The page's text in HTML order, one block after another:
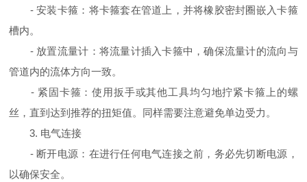
- 安装卡箍：将卡箍套在管道上，并将橡胶密封圈嵌入卡箍
槽内。
- 放置流量计：将流量计插入卡箍中，确保流量计的流向与
管道内的流体方向一致。
- 紧固卡箍：使用扳手或其他工具均匀地拧紧卡箍上的螺
丝，直到达到推荐的扭矩值。同样需要注意避免单边受力。
3. 电气连接
- 断开电源：在进行任何电气连接之前，务必先切断电源，
以确保安全。